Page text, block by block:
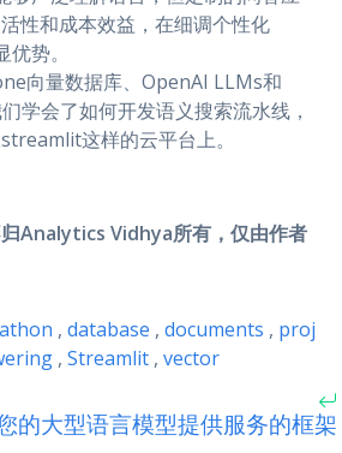
性和成本效益，在细调个性化
势。
向量数据库、OpenAI LLMs和
学会了如何开发语义搜索流水线，
这样的云平台上。
Analytics Vidhya所有，仅由作者
, database , documents , proj
, Streamlit , vector
的大型语言模型提供服务的框架